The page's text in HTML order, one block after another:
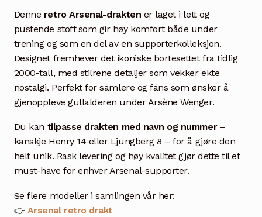
Denne retro Arsenal-drakten er laget i lett og
pustende stoff som gir høy komfort både under
trening og som en del av en supporterkolleksjon.
Designet fremhever det ikoniske bortesettet fra tidlig
2000-tall, med stilrene detaljer som vekker ekte
nostalgi. Perfekt for samlere og fans som ønsker å
gjenoppleve gullalderen under Arsène Wenger.
Du kan tilpasse drakten med navn og nummer–
kanskje Henry 14 eller Ljungberg 8 – for å gjøre den
helt unik. Rask levering og høy kvalitet gjør dette til et
must-have for enhver Arsenal-supporter.
Se flere modeller i samlingen vår her:
👉 Arsenal retro drakt